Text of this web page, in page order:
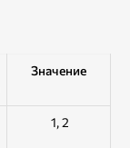
Значение
1, 2